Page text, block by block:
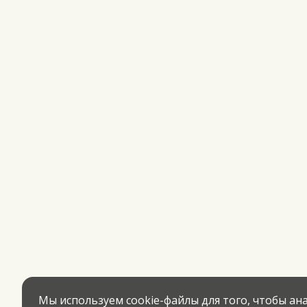
Мы используем cookie-файлы для того, чтобы